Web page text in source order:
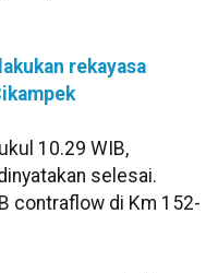
rekayasa
10.29 WIB,
selesai.
contraflow di Km 152-